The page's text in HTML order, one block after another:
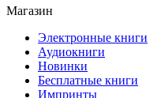
Магазин
Электронные книги
Аудиокниги
Новинки
Бесплатные книги
Импринты